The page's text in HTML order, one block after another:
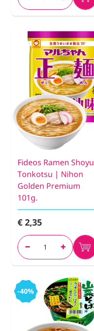
Fideos Ramen Shoyu
Tonkotsu | Nihon
Golden Premium
101g.
€ 2,35
-40%